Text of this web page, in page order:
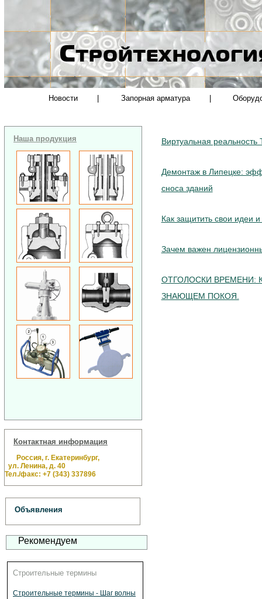
Новости Запорная арматура
Наша продукция
Контактная информация
Россия, г. Екатеринбург,
ул. Ленина, д. 40
Тел./факс: +7 (343) 337896
Объявления
Рекомендуем
Строительные термины
Строительные термины - Шаг волны
Виртуальная
Демонтаж в Липецке:
сноса зданий
Как защитить свои идеи и
Зачем важен
ОТГОЛОСКИ ВРЕМЕНИ:
ЗНАЮЩЕМ ПОКОЯ.